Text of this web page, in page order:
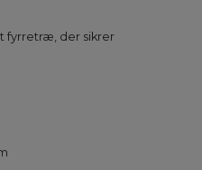
fyrretræ, der sikrer